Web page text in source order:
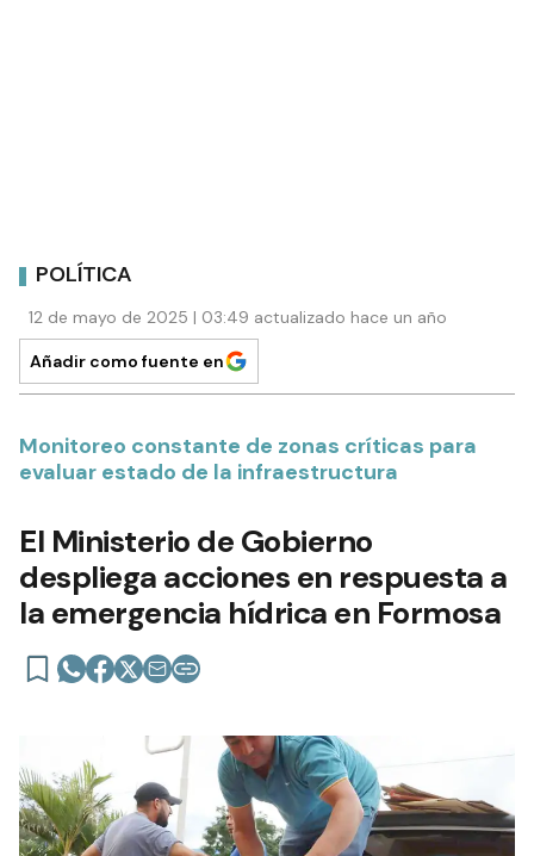
POLÍTICA
12 de mayo de 2025 | 03:49 actualizado hace un año
Añadir como fuente en
Monitoreo constante de zonas críticas para
evaluar estado de la infraestructura
El Ministerio de Gobierno
despliega acciones en respuesta a
la emergencia hídrica en Formosa